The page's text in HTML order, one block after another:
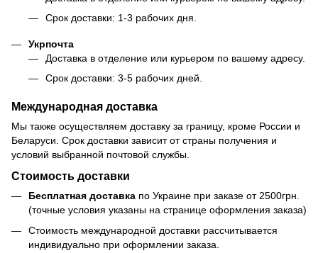
Срок доставки: 1-3 рабочих дня.
Укрпочта
Доставка в отделение или курьером по вашему адресу.
Срок доставки: 3-5 рабочих дней.
Международная доставка
Мы также осуществляем доставку за границу, кроме России и
Беларуси. Срок доставки зависит от страны получения и
условий выбранной почтовой службы.
Стоимость доставки
Бесплатная доставка по Украине при заказе от 2500грн.
(точные условия указаны на странице оформления заказа)
Стоимость международной доставки рассчитывается
индивидуально при оформлении заказа.